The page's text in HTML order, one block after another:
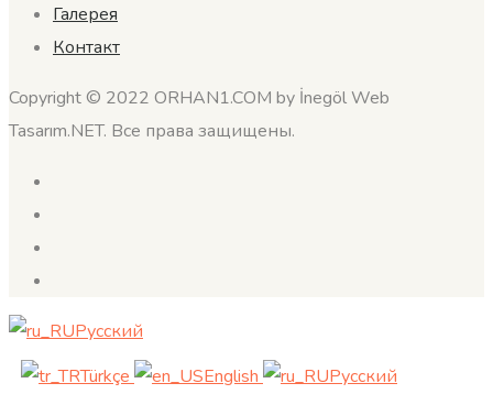
Галерея
Контакт
Copyright © 2022 ORHAN1.COM by İnegöl Web
Tasarım.NET. Все права защищены.
Русский
Türkçe
English Русский